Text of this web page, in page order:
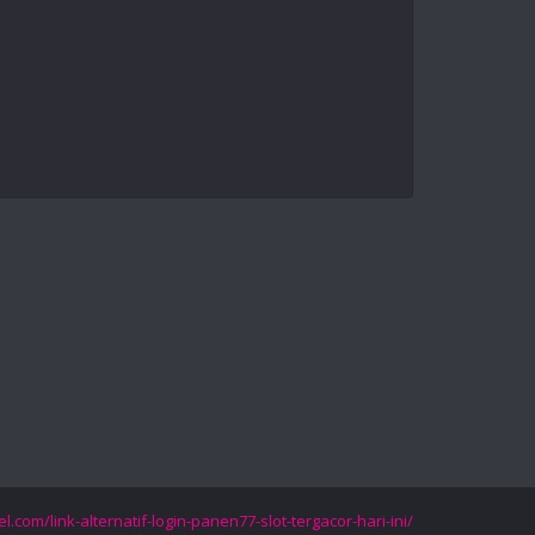
link-alternatif-login-panen77-slot-tergacor-hari-ini/